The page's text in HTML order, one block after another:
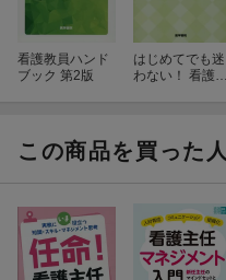
看護教員ハンド
ブック 第2版
はじめてでも迷
わない！ 看護の
この商品を買った